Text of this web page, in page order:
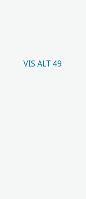
VIS ALT 49